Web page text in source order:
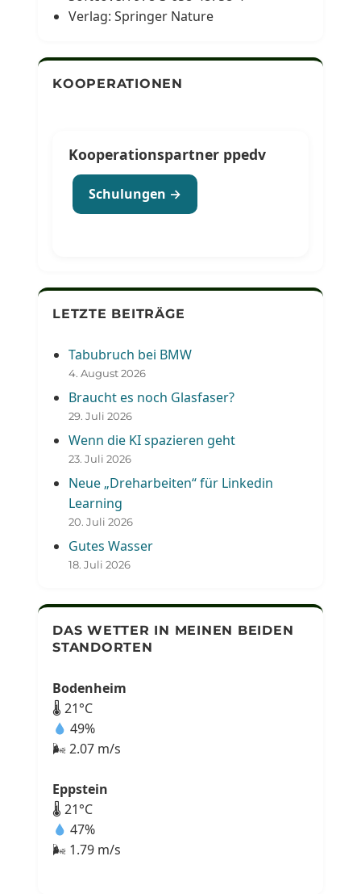
Verlag: Springer Nature
KOOPERATIONEN
Kooperationspartner ppedv
Schulungen →
LETZTE BEITRÄGE
Tabubruch bei BMW
4. August 2026
Braucht es noch Glasfaser?
29. Juli 2026
Wenn die KI spazieren geht
23. Juli 2026
Neue „Dreharbeiten“ für Linkedin
Learning
20. Juli 2026
Gutes Wasser
18. Juli 2026
DAS WETTER IN MEINEN BEIDEN
STANDORTEN
Bodenheim
🌡 21°C
49%
🌬 2.07 m/s
Eppstein
🌡 21°C
47%
🌬 1.79 m/s